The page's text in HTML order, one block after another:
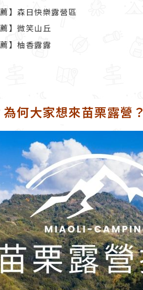
】森日快樂露營區
】微笑山丘
】柚香露露
何大家想來苗栗露營？